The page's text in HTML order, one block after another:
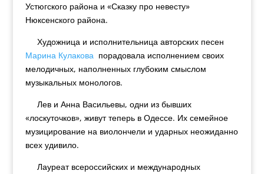
Устюгского района и «Сказку про невесту»
Нюксенского района.
Художница и исполнительница авторских песен
Марина Кулакова порадовала исполнением своих
мелодичных, наполненных глубоким смыслом
музыкальных монологов.
Лев и Анна Васильевы, одни из бывших
«лоскуточков», живут теперь в Одессе. Их семейное
музицирование на виолончели и ударных неожиданно
всех удивило.
Лауреат всероссийских и международных